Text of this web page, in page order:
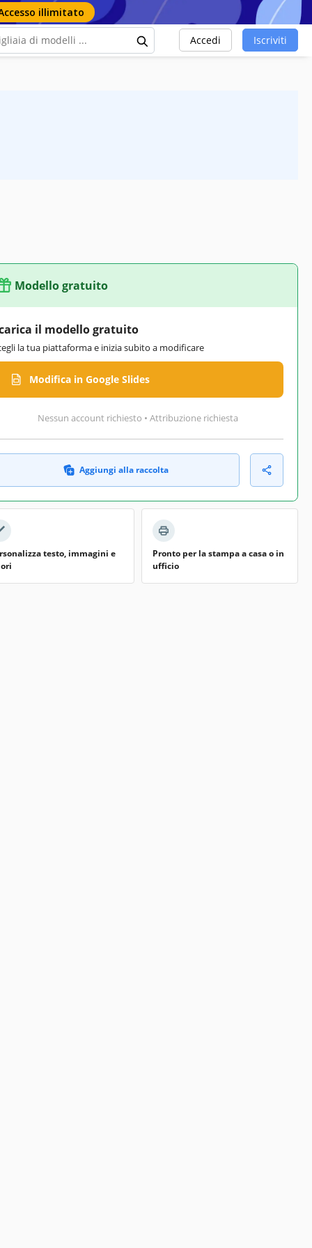
illimitato
Accedi Iscriviti
Modello gratuito
il modello gratuito
la tua piattaforma e inizia subito a modificare
Modifica in Google Slides
Nessun account richiesto • Attribuzione richiesta
Aggiungi alla raccolta
testo, immagini e
Pronto per la stampa a casa o in
ufficio